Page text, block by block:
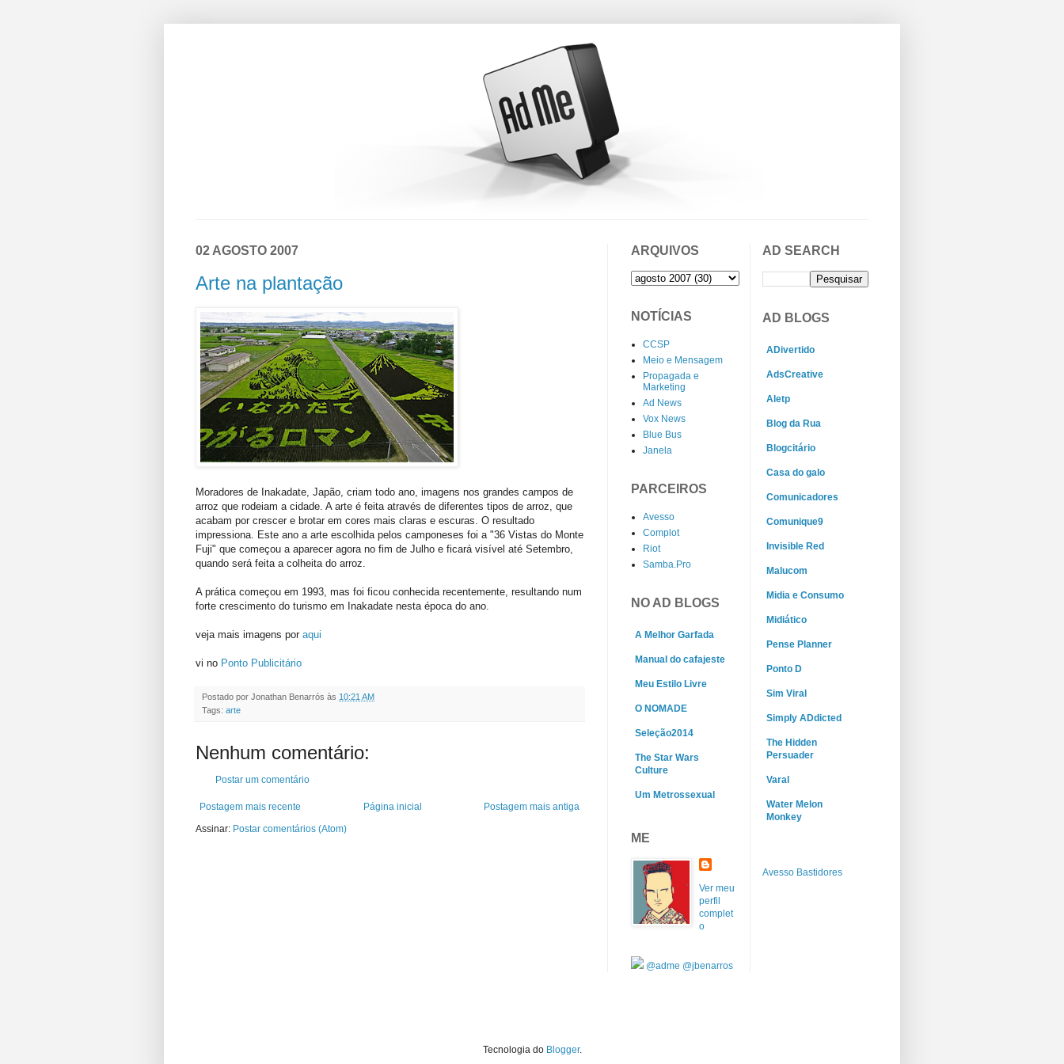
02 AGOSTO 2007
Arte na plantação
Moradores de Inakadate, Japão, criam todo ano, imagens nos grandes campos de
arroz que rodeiam a cidade. A arte é feita através de diferentes tipos de arroz, que
acabam por crescer e brotar em cores mais claras e escuras. O resultado
impressiona. Este ano a arte escolhida pelos camponeses foi a "36 Vistas do Monte
Fuji" que começou a aparecer agora no fim de Julho e ficará visível até Setembro,
quando será feita a colheita do arroz.
A prática começou em 1993, mas foi ficou conhecida recentemente, resultando num
forte crescimento do turismo em Inakadate nesta época do ano.
veja mais imagens por aqui
vi no Ponto Publicitário
Postado por Jonathan Benarrós às 10:21 AM
Tags: arte
Nenhum comentário:
Postar um comentário
Postagem mais recente Postagem mais antiga
Página inicial
Assinar: Postar comentários (Atom)
ARQUIVOS
NOTÍCIAS
CCSP
Meio e Mensagem
Propagada e
Marketing
Ad News
Vox News
Blue Bus
Janela
PARCEIROS
Avesso
Complot
Riot
Samba.Pro
NO AD BLOGS
A Melhor Garfada
Manual do cafajeste
Meu Estilo Livre
O NOMADE
Seleção2014
The Star Wars
Culture
Um Metrossexual
ME
Ver meu
perfil
complet
o
@adme @jbenarros
AD SEARCH
AD BLOGS
ADivertido
AdsCreative
Aletp
Blog da Rua
Blogcitário
Casa do galo
Comunicadores
Comunique9
Invisible Red
Malucom
Midia e Consumo
Midiático
Pense Planner
Ponto D
Sim Viral
Simply ADdicted
The Hidden
Persuader
Varal
Water Melon
Monkey
Avesso Bastidores
Tecnologia do Blogger.